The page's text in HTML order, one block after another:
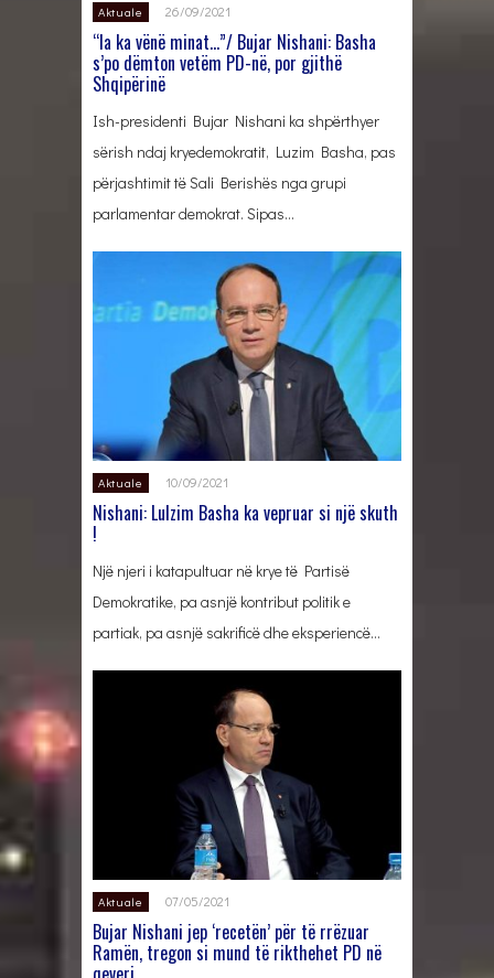
Aktuale 26/09/2021
“Ia ka vënë minat…”/ Bujar Nishani: Basha
s’po dëmton vetëm PD-në, por gjithë
Shqipërinë
Ish-presidenti Bujar Nishani ka shpërthyer
sërish ndaj kryedemokratit, Luzim Basha, pas
përjashtimit të Sali Berishës nga grupi
parlamentar demokrat. Sipas…
Aktuale 10/09/2021
Nishani: Lulzim Basha ka vepruar si një skuth
!
Një njeri i katapultuar në krye të Partisë
Demokratike, pa asnjë kontribut politik e
partiak, pa asnjë sakrificë dhe eksperiencë…
Aktuale 07/05/2021
Bujar Nishani jep ‘recetën’ për të rrëzuar
Ramën, tregon si mund të rikthehet PD në